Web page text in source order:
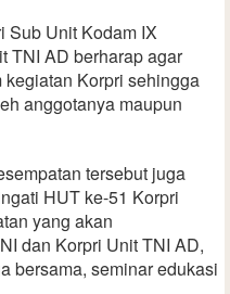
Sub Unit Kodam IX
TNI AD berharap agar
Korpri sehingga
anggotanya maupun
tersebut juga
HUT ke-51 Korpri
yang akan
dan Korpri Unit TNI AD,
bersama, seminar edukasi